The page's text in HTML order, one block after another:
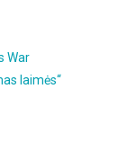
War
laimės“